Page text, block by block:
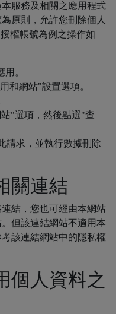
服務及相關之應用程式
原則，允許您刪除個人
權帳號為例之操作如
。
和網站"設置選項。
"選項，然後點選"查
請求，並執行數據刪除
關連結
結，您也可經由本網站
但該連結網站不適用本
該連結網站中的隱私權
個人資料之